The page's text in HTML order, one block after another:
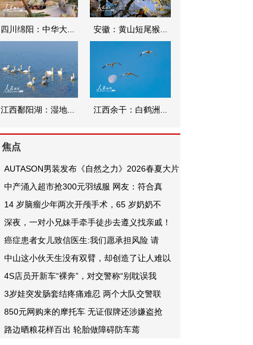
四川绵阳：中华大... 安徽：黄山短尾猴...
江西鄱阳湖：湿地... 江西余干：白鹤洲...
焦点
AUTASON男装发布《自然之力》2026春夏大片
中产涌入超市抢300元羽绒服 网友：符合真
14 岁脑瘤少年两次开颅手术，65 岁奶奶不
深夜，一对小兄妹手牵手徒步去遵义找亲戚！
癌症患者女儿致信医生:我们愿承担风险 请
中山这小伙天生没有双臂，却创造了让人难以
4S店员开新车“裸奔”，对交警称“别耽误我
3岁娃突发肠套结疼痛难忍 两个大队交警联
850元网购来的摩托车 无证假牌还涉嫌盗抢
路边晒粮花样百出 轮胎做障碍防车蔫